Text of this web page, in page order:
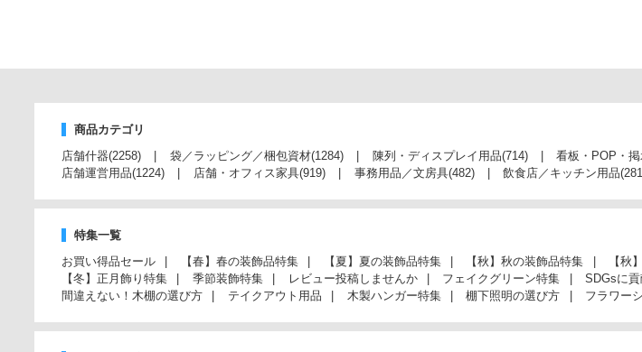
商品カテゴリ
店舗什器(2258) 袋／ラッピング／梱包資材(1284) 陳列・ディスプレイ用品(714) 看板・POP・
店舗運営用品(1224) 店舗・オフィス家具(919) 事務用品／文房具(482) 飲食店／キッチン用品
特集一覧
お買い得品セール
【春】春の装飾品特集 【夏】夏の装飾品特集 【秋】秋の装飾品特集 【秋
【冬】正月飾り特集
季節装飾特集 レビュー投稿しませんか フェイクグリーン特集 SDGsに
間違えない！木棚の選び方
テイクアウト用品 木製ハンガー特集 棚下照明の選び方 フラワー